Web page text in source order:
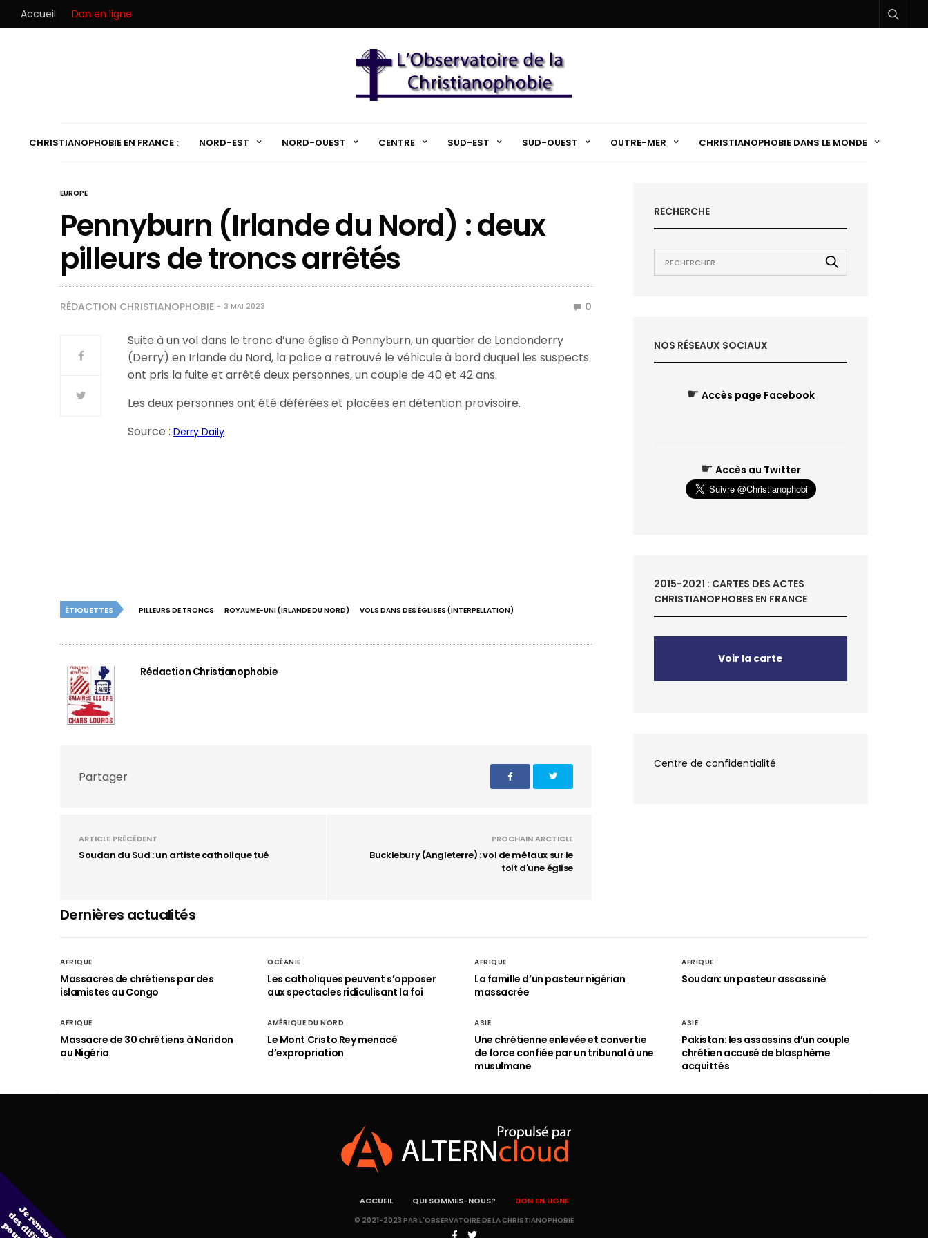
Accueil Don en ligne
CHRISTIANOPHOBIE EN FRANCE : NORD-EST NORD-OUEST CENTRE SUD-EST SUD-OUEST OUTRE-MER CHRISTIANOPHOBIE DANS LE MONDE
EUROPE
Pennyburn (Irlande du Nord) : deux
pilleurs de troncs arrêtés
RÉDACTION CHRISTIANOPHOBIE 3 MAI 2023 0
Suite à un vol dans le tronc d’une église à Pennyburn, un quartier de Londonderry
(Derry) en Irlande du Nord, la police a retrouvé le véhicule à bord duquel les suspects
ont pris la fuite et arrêté deux personnes, un couple de 40 et 42 ans.
Les deux personnes ont été déférées et placées en détention provisoire.
Source :Derry Daily
ÉTIQUETTES PILLEURS DE TRONCS ROYAUME-UNI (IRLANDE DU NORD) VOLS DANS DES ÉGLISES (INTERPELLATION)
Rédaction Christianophobie
Partager
ARTICLE PRÉCÉDENT
Soudan du Sud : un artiste catholique tué
PROCHAIN ARCTICLE
Bucklebury (Angleterre) : vol de métaux sur le
toit d'une église
RECHERCHE
NOS RÉSEAUX SOCIAUX
☛ Accès page Facebook
☛ Accès au Twitter
2015-2021 : CARTES DES ACTES
CHRISTIANOPHOBES EN FRANCE
Voir la carte
Centre de confidentialité
Dernières actualités
AFRIQUE
Massacres de chrétiens par des
islamistes au Congo
OCÉANIE
Les catholiques peuvent s’opposer
aux spectacles ridiculisant la foi
AFRIQUE
La famille d’un pasteur nigérian
massacrée
AFRIQUE
Soudan: un pasteur assassiné
AFRIQUE
Massacre de 30 chrétiens à Naridon
au Nigéria
AMÉRIQUE DU NORD
Le Mont Cristo Rey menacé
d’expropriation
ASIE
Une chrétienne enlevée et convertie
de force confiée par un tribunal à une
musulmane
ASIE
Pakistan: les assassins d’un couple
chrétien accusé de blasphème
acquittés
ACCUEIL QUI SOMMES-NOUS? DON EN LIGNE
© 2021-2023 PAR L'OBSERVATOIRE DE LA CHRISTIANOPHOBIE